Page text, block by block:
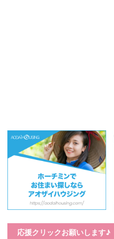
応援クリックお願いします♪